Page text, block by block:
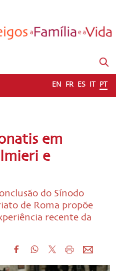
EN FR ES IT PT
em
e
do Sínodo
de Roma propõe
recente da